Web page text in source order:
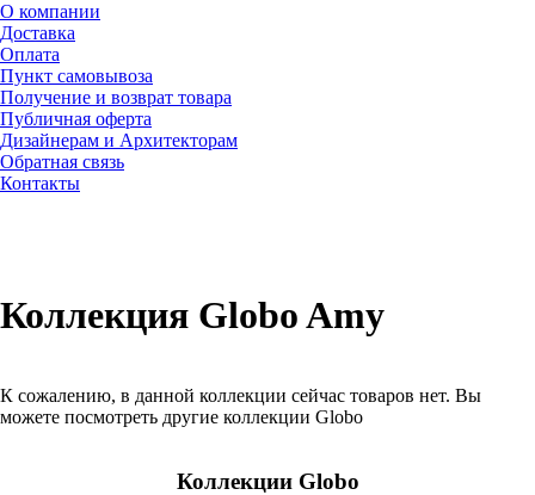
О компании
Доставка
Оплата
Пункт самовывоза
Получение и возврат товара
Публичная оферта
Дизайнерам и Архитекторам
Обратная связь
Контакты
Коллекция Globo Amy
К сожалению, в данной коллекции сейчас товаров нет. Вы
можете посмотреть другие коллекции Globo
Коллекции Globo